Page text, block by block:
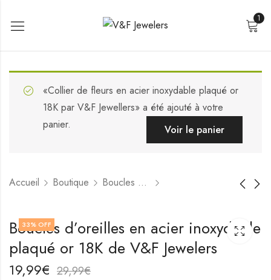
1
«Collier de fleurs en acier inoxydable plaqué or
18K par V&F Jewellers» a été ajouté à votre
panier.
Voir le panier
Accueil Boutique Boucles d'oreilles
Boucles d'oreilles en
acier inoxydable
plaqué or 18K de
V&F Jewelers
17,99€ 27,99€
Boucles d'oreilles en
acier inoxydable
plaqué or 18K de
V&F Jewelers
21,99€ 31,99
33% OFF
Boucles d’oreilles en acier inoxydable
plaqué or 18K de V&F Jewelers
19,99€ 29,99€